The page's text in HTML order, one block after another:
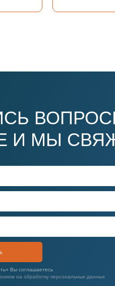
Вы соглашаетесь
на обработку персональных данных
И МЫ